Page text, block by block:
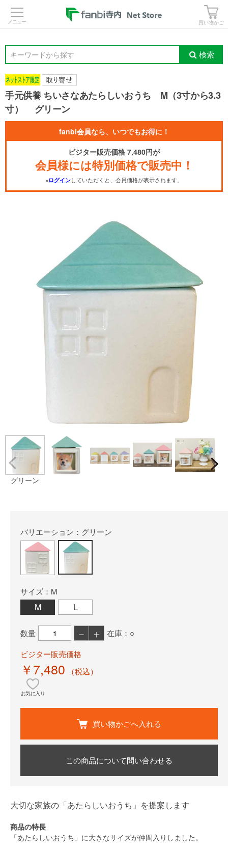
買い物かご
キーワードから探す 検索
手元供養 ちいさなあたらしいおうち M（3寸から3.3
寸） グリーン
fanbi会員なら、いつでもお得に！
ビジター販売価格 7,480円が
会員様には特別価格で販売中！
※ログインしていただくと、会員価格が表示されます。
グリーン
バリエーション：グリーン
サイズ：M
M L
数量 － ＋
在庫：○
ビジター販売価格
￥7,480 （税込）
お気に入り
買い物かごへ入れる
この商品について問い合わせる
大切な家族の「あたらしいおうち」を提案します
商品の特長
「あたらしいおうち」に大きなサイズが仲間入りしました。